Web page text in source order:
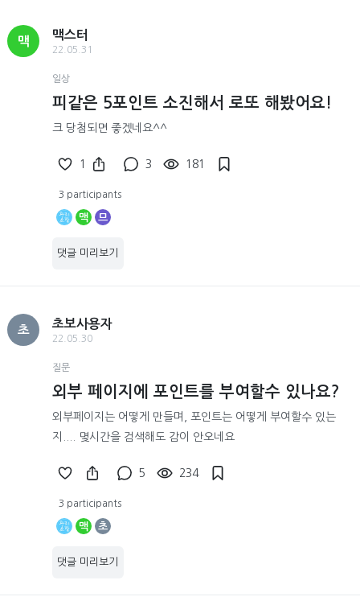
맥
맥스터
22.05.31
일상
피같은 5포인트 소진해서 로또 해봤어요!
크 당첨되면 좋겠네요^^
1 3 181
3 participants
맥 므
댓글 미리보기
초
초보사용자
22.05.30
질문
외부 페이지에 포인트를 부여할수 있나요?
외부페이지는 어떻게 만들며, 포인트는 어떻게 부여할수 있는
지.... 몇시간을 검색해도 감이 안오네요
5 234
3 participants
맥 초
댓글 미리보기